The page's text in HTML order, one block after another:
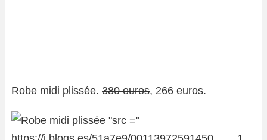
Robe midi plissée. 380 euros, 266 euros.